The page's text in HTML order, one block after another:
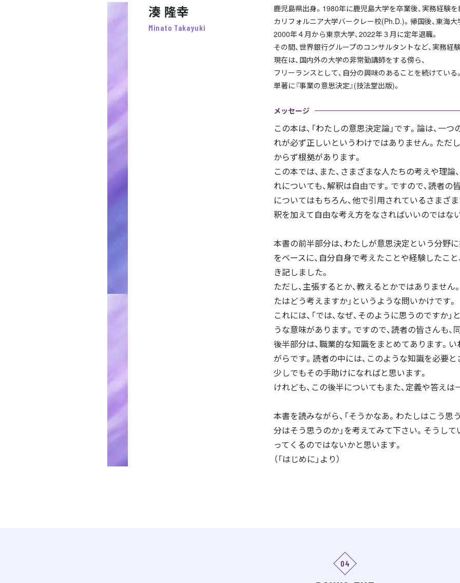
16感性を捨てない
17勇気を捨てない
18行動を捨てない
19時間を捨てない
20好機を捨てない
21初志貫徹を捨てる
22完璧を捨てる
23無限を捨てる
24あなたが主人公
25リスクの表と裏
26その先にある必然
27リスクプレミアム
28クリティカルパス
29価値観ではなく価値
30行動の柔軟性
31真のギャンブラー
32自分が作るバケモノ
33ハインリッヒの法則
34馬は食べるもの
36教科書間違っています
37蜘蛛のメカニズム
38漢字の不思議
選ばれる人になる
41桃太郎のきび団子
43スキルを磨く
44「なる」準備をする
45やって「みます」
46Noと言わせない
湊 隆幸
Minato Takayuki
鹿児島県出身。1980年に鹿児島大学を卒業後、実務経験を
カリフォルニア大学バークレー校(Ph.D.)。帰国後、東海大
2000年４月から東京大学、2022年３月に定年退職。
その間、世界銀行グループのコンサルタントなど、実務経
現在は、国内外の大学の非常勤講師をする傍ら、
フリーランスとして、自分の興味のあることを続けている。
単著に『事業の意思決定』(技法堂出版)。
メッセージ
この本は、「わたしの意思決定論」です。論は、一
れが必ず正しいというわけではありません。ただ
からず根拠があります。
この本では、また、さまざまな人たちの考えや理論
れについても、解釈は自由です。ですので、読者の
についてはもちろん、他で引用されているさまざ
釈を加えて自由な考え方をなさればいいのではな
本書の前半部分は、わたしが意思決定という分野
をベースに、自分自身で考えたことや経験したこ
き記しました。
ただし、主張するとか、教えるとかではありません
たはどう考えますか」というような問いかけです。
これには、「では、なぜ、そのように思うのですか
うな意味があります。ですので、読者の皆さんも、
後半部分は、職業的な知識をまとめてあります。い
がらです。読者の中には、このような知識を必要
少しでもその手助けになればと思います。
けれども、この後半についてもまた、定義や答えは
本書を読みながら、「そうかなあ。わたしはこう思う
分はそう思うのか」を考えてみて下さい。そうし
ってくるのではないかと思います。
（「はじめに」より）
04